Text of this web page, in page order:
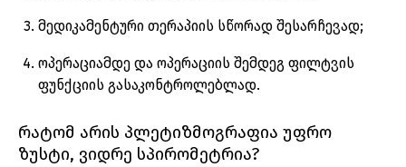
მედიკამენტური თერაპიის სწორად შესარჩევად;
ოპერაციამდე და ოპერაციის შემდეგ ფილტვის
ფუნქციის გასაკონტროლებლად.
რატომ არის პლეტიზმოგრაფია უფრო
ზუსტი, ვიდრე სპირომეტრია?